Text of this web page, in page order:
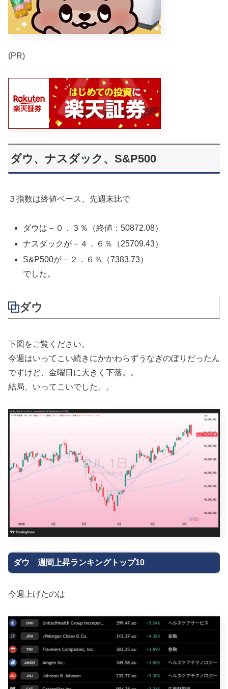
(PR)
ダウ、ナスダック、S&P500
３指数は終値ベース、先週末比で
ダウは－０．３％（終値：50872.08）
ナスダックが－４．６％（25709.43）
S&P500が－２．６％（7383.73）
でした。
ダウ
下図をご覧ください。
今週はいってこい続きにかかわらずうなぎのぼりだったん
ですけど、金曜日に大きく下落。。
結局、いってこいでした。。
ダウ 週間上昇ランキングトップ10
今週上げたのは